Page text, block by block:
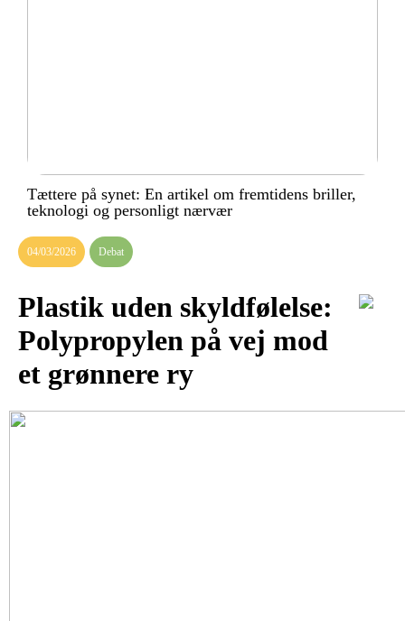
Tættere på synet: En artikel om fremtidens briller,
teknologi og personligt nærvær
04/03/2026 Debat
Plastik uden skyldfølelse:
Polypropylen på vej mod
et grønnere ry